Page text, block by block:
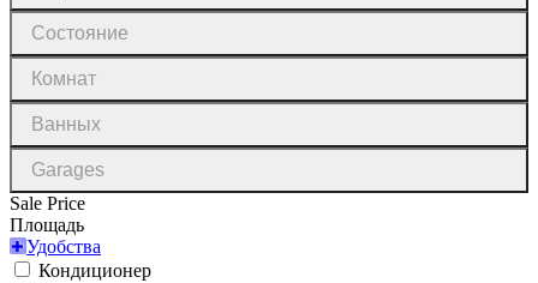
Состояние
Комнат
Ванных
Garages
Sale Price
Площадь
Удобства
Кондиционер